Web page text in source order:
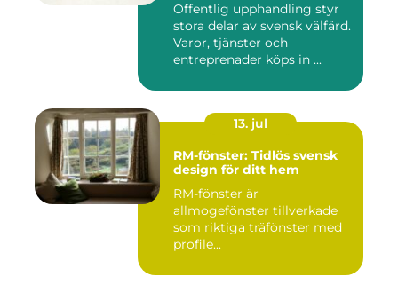
Offentlig upphandling styr
stora delar av svensk välfärd.
Varor, tjänster och
entreprenader köps in ...
13. jul
RM-fönster: Tidlös svensk
design för ditt hem
RM-fönster är
allmogefönster tillverkade
som riktiga träfönster med
profile...